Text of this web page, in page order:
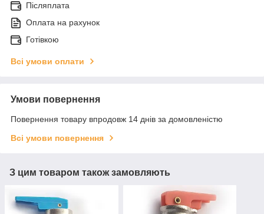
Післяплата
Оплата на рахунок
Готівкою
Всі умови оплати
Умови повернення
Повернення товару впродовж 14 днів за домовленістю
Всі умови повернення
З цим товаром також замовляють